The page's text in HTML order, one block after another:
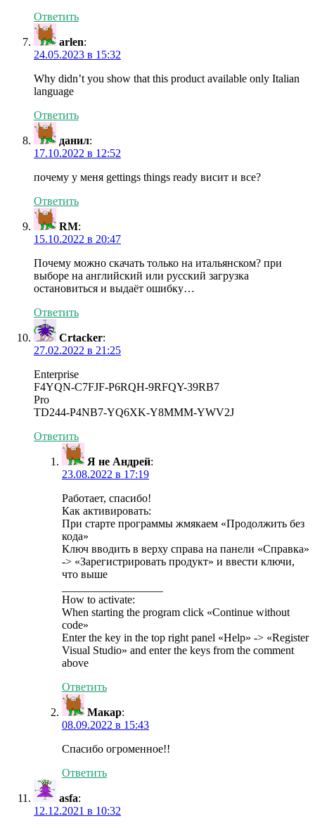
Ответить
arlen:
24.05.2023 в 15:32
Why didn’t you show that this product available only Italian
language
Ответить
данил:
17.10.2022 в 12:52
почему у меня gettings things ready висит и все?
Ответить
RM:
15.10.2022 в 20:47
Почему можно скачать только на итальянском? при
выборе на английский или русский загрузка
остановиться и выдаёт ошибку…
Ответить
Crtacker:
27.02.2022 в 21:25
Enterprise
F4YQN-C7FJF-P6RQH-9RFQY-39RB7
Pro
TD244-P4NB7-YQ6XK-Y8MMM-YWV2J
Ответить
Я не Андрей:
23.08.2022 в 17:19
Работает, спасибо!
Как активировать:
При старте программы жмякаем «Продолжить без
кода»
Ключ вводить в верху справа на панели «Справка»
-> «Зарегистрировать продукт» и ввести ключи,
что выше
How to activate:
When starting the program click «Continue without
code»
Enter the key in the top right panel «Help» -> «Register
Visual Studio» and enter the keys from the comment
above
Ответить
Макар:
08.09.2022 в 15:43
Спасибо огроменное!!
Ответить
asfa:
12.12.2021 в 10:32